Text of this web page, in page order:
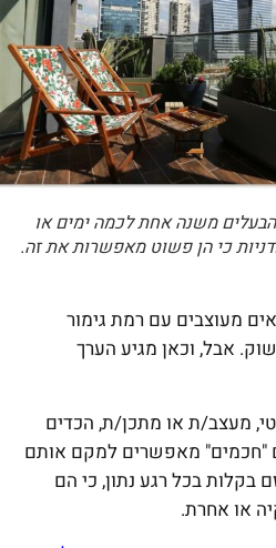
משנה אחת לכמה ימים או
כי הן פשוט מאפשרות את זה.
מעוצבים עם רמת גימור
אבל, וכאן מגיע הערך
מעצב/ת או מתכן/ת, הכדים
"חכמים" מאפשרים למקם אותם
בכל רגע נתון, כי הם
או אחרת.